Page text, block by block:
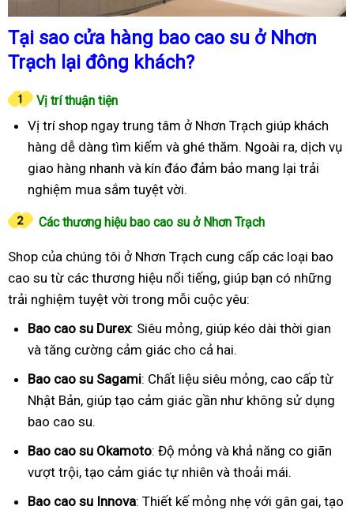
Tại sao cửa hàng bao cao su ở Nhơn
Trạch lại đông khách?
Vị trí thuận tiện
Vị trí shop ngay trung tâm ở Nhơn Trạch giúp khách
hàng dễ dàng tìm kiếm và ghé thăm. Ngoài ra, dịch vụ
giao hàng nhanh và kín đáo đảm bảo mang lại trải
nghiệm mua sắm tuyệt vời.
Các thương hiệu bao cao su ở Nhơn Trạch
Shop của chúng tôi ở Nhơn Trạch cung cấp các loại bao
cao su từ các thương hiệu nổi tiếng, giúp bạn có những
trải nghiệm tuyệt vời trong mỗi cuộc yêu:
Bao cao su Durex: Siêu mỏng, giúp kéo dài thời gian
và tăng cường cảm giác cho cả hai.
Bao cao su Sagami: Chất liệu siêu mỏng, cao cấp từ
Nhật Bản, giúp tạo cảm giác gần như không sử dụng
bao cao su.
Bao cao su Okamoto: Độ mỏng và khả năng co giãn
vượt trội, tạo cảm giác tự nhiên và thoải mái.
Bao cao su Innova: Thiết kế mỏng nhẹ với gân gai, tạo